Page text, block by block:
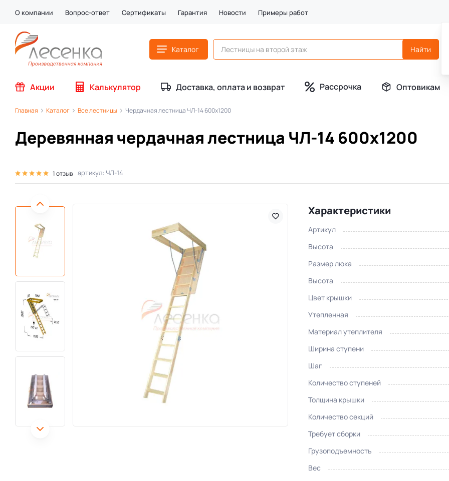
О компании Вопрос-ответ Сертификаты Гарантия Новости Примеры работ
Каталог
Акции Калькулятор Доставка, оплата и возврат Рассрочка Оптовикам
Главная Каталог Все лестницы Чердачная лестница ЧЛ-14 600х1200
Деревянная чердачная лестница ЧЛ-14 600х1200
1 отзыв артикул: ЧЛ-14
Характеристики
Артикул
Высота
Размер люка
Высота
Цвет крышки
Утепленная
Материал утеплителя
Ширина ступени
Шаг
Количество ступеней
Толщина крышки
Количество секций
Требует сборки
Грузоподъемность
Вес